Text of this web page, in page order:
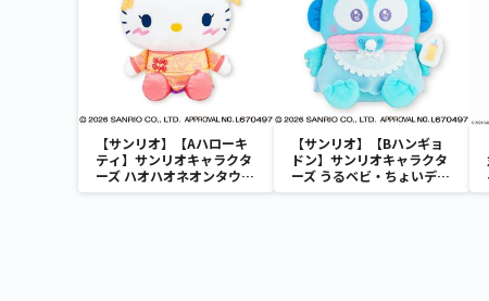
【サンリオ】【Aハローキ
ティ】サンリオキャラクタ
ーズ ハオハオネオンタウン
ドールBIGタイプ1
【サンリオ】【Bハンギョ
ドン】サンリオキャラクタ
ーズ うるベビ・ちょいデカ
ドール